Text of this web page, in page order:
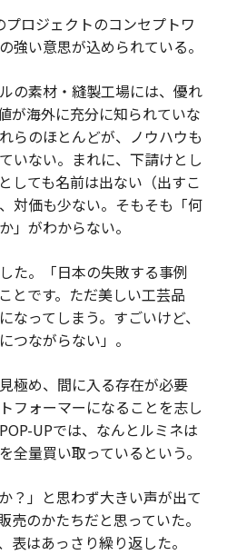
プロジェクトのコンセプトワ
強い意思が込められている。
の素材・縫製工場には、優れ
が海外に充分に知られていな
らのほとんどが、ノウハウも
いない。まれに、下請けとし
しても名前は出ない（出すこ
対価も少ない。そもそも「何
」がわからない。
た。「日本の失敗する事例
とです。ただ美しい工芸品
なってしまう。すごいけど、
つながらない」。
極め、間に入る存在が必要
フォーマーになることを志し
UPでは、なんとルミネは
全量買い取っているという。
？」と思わず大きい声が出て
売のかたちだと思っていた。
表はあっさり繰り返した。